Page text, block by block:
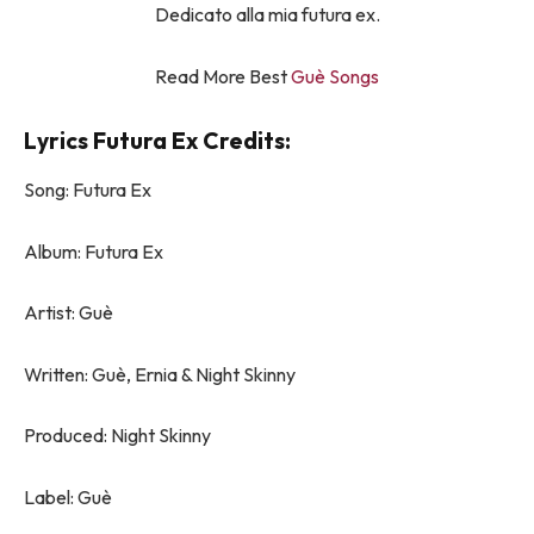
Dedicato alla mia futura ex.
Read More BestGuè Songs
Lyrics Futura Ex Credits:
Song: Futura Ex
Album: Futura Ex
Artist: Guè
Written: Guè, Ernia & Night Skinny
Produced: Night Skinny
Label: Guè